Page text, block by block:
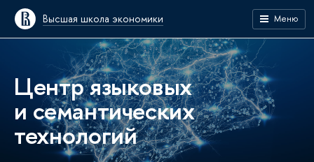
Высшая школа экономики Меню
Центр языковых
и семантических
технологий